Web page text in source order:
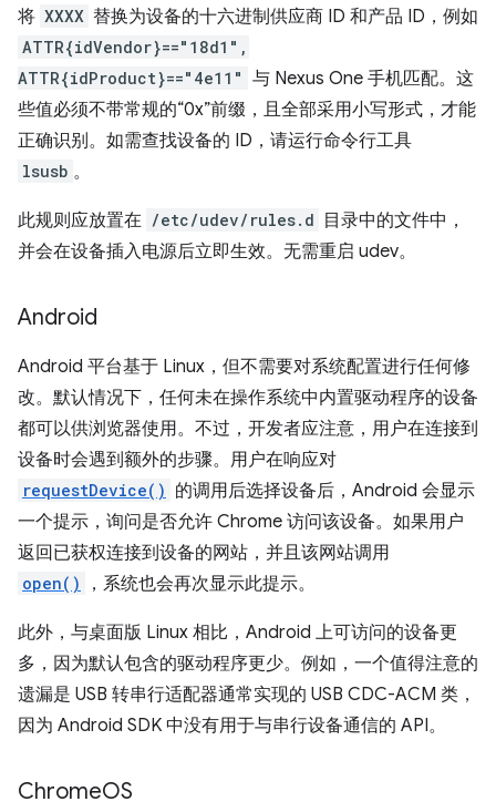
将 XXXX 替换为设备的十六进制供应商 ID 和产品 ID，例如
ATTR{idVendor}=="18d1",
ATTR{idProduct}=="4e11" 与 Nexus One 手机匹配。这
些值必须不带常规的“0x”前缀，且全部采用小写形式，才能
正确识别。如需查找设备的 ID，请运行命令行工具
lsusb 。
此规则应放置在 /etc/udev/rules.d
目录中的文件中，
并会在设备插入电源后立即生效。无需重启 udev。
Android
Android 平台基于 Linux，但不需要对系统配置进行任何修
改。默认情况下，任何未在操作系统中内置驱动程序的设备
都可以供浏览器使用。不过，开发者应注意，用户在连接到
设备时会遇到额外的步骤。用户在响应对
requestDevice() 的调用后选择设备后，Android 会显示
一个提示，询问是否允许 Chrome 访问该设备。如果用户
返回已获权连接到设备的网站，并且该网站调用
open() ，系统也会再次显示此提示。
此外，与桌面版 Linux 相比，Android 上可访问的设备更
多，因为默认包含的驱动程序更少。例如，一个值得注意的
遗漏是 USB 转串行适配器通常实现的 USB CDC-ACM 类，
因为 Android SDK 中没有用于与串行设备通信的 API。
ChromeOS